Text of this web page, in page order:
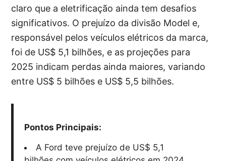
claro que a eletrificação ainda tem desafios
significativos. O prejuízo da divisão Model e,
responsável pelos veículos elétricos da marca,
foi de US$ 5,1 bilhões, e as projeções para
2025 indicam perdas ainda maiores, variando
entre US$ 5 bilhões e US$ 5,5 bilhões.
Pontos Principais:
A Ford teve prejuízo de US$ 5,1